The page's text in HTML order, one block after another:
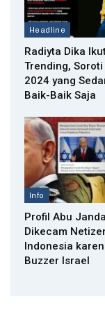
Headline
Radiyta Dika
Trending,
2024 yang
Baik-Baik Saja
Info
Profil Abu
Dikecam
Indonesia
Buzzer Israel